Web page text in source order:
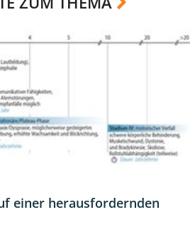
einer herausfordernden